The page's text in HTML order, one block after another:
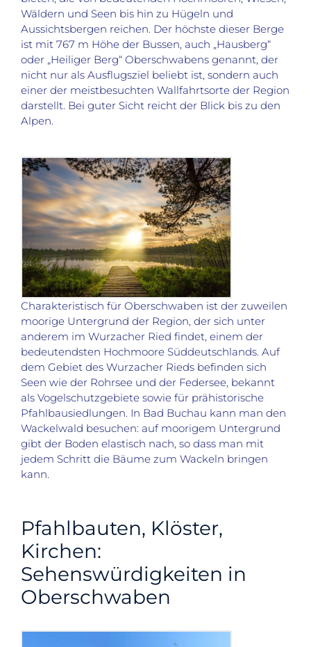
Wäldern und Seen bis hin zu Hügeln und
Aussichtsbergen reichen. Der höchste dieser Berge
ist mit 767 m Höhe der Bussen, auch „Hausberg“
oder „Heiliger Berg“ Oberschwabens genannt, der
nicht nur als Ausflugsziel beliebt ist, sondern auch
einer der meistbesuchten Wallfahrtsorte der Region
darstellt. Bei guter Sicht reicht der Blick bis zu den
Alpen.
Charakteristisch für Oberschwaben ist der zuweilen
moorige Untergrund der Region, der sich unter
anderem im Wurzacher Ried findet, einem der
bedeutendsten Hochmoore Süddeutschlands. Auf
dem Gebiet des Wurzacher Rieds befinden sich
Seen wie der Rohrsee und der Federsee, bekannt
als Vogelschutzgebiete sowie für prähistorische
Pfahlbausiedlungen. In Bad Buchau kann man den
Wackelwald besuchen: auf moorigem Untergrund
gibt der Boden elastisch nach, so dass man mit
jedem Schritt die Bäume zum Wackeln bringen
kann.
Pfahlbauten, Klöster,
Kirchen:
Sehenswürdigkeiten in
Oberschwaben